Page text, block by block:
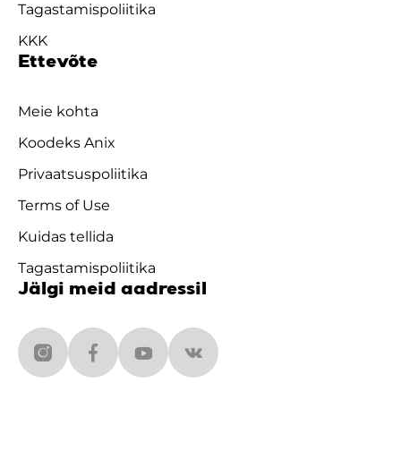
Tagastamispoliitika
KKK
Ettevõte
Meie kohta
Koodeks Anix
Privaatsuspoliitika
Terms of Use
Kuidas tellida
Tagastamispoliitika
Jälgi meid aadressil